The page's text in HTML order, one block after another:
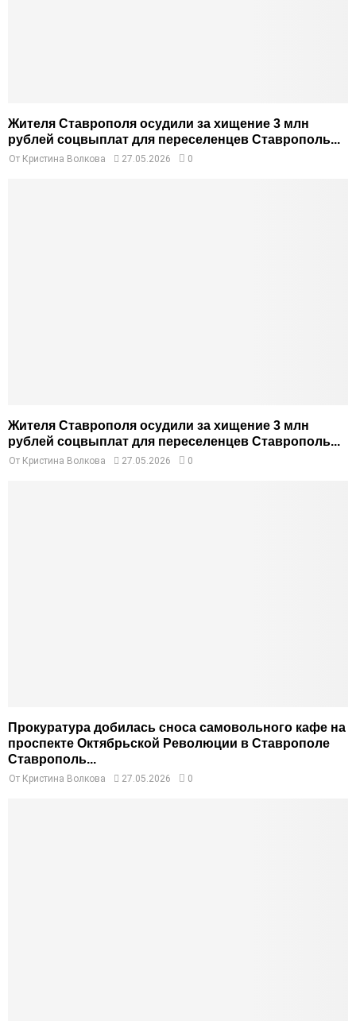
Жителя Ставрополя осудили за хищение 3 млн
рублей соцвыплат для переселенцев Ставрополь...
От Кристина Волкова 27.05.2026 0
Жителя Ставрополя осудили за хищение 3 млн
рублей соцвыплат для переселенцев Ставрополь...
От Кристина Волкова 27.05.2026 0
Прокуратура добилась сноса самовольного кафе на
проспекте Октябрьской Революции в Ставрополе
Ставрополь...
От Кристина Волкова 27.05.2026 0